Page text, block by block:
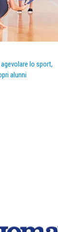
lo sport,
alunni